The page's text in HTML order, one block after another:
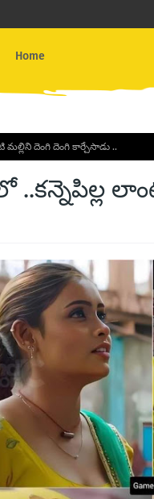
Home
దెంగి దెంగి కార్చేసాడు ..